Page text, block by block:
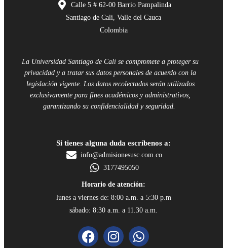
Calle 5 # 62-00 Barrio Pampalinda
Santiago de Cali, Valle del Cauca
Colombia
La Universidad Santiago de Cali se compromete a proteger su
privacidad y a tratar sus datos personales de acuerdo con la
legislación vigente. Los datos recolectados serán utilizados
exclusivamente para fines académicos y administrativos,
garantizando su confidencialidad y seguridad.
Si tienes alguna duda escríbenos a:
info@admisionesusc.com.co
3177495050
Horario de atención:
lunes a viernes de: 8:00 a.m. a 5:30 p.m
sábado: 8:30 a.m. a 11.30 a.m.